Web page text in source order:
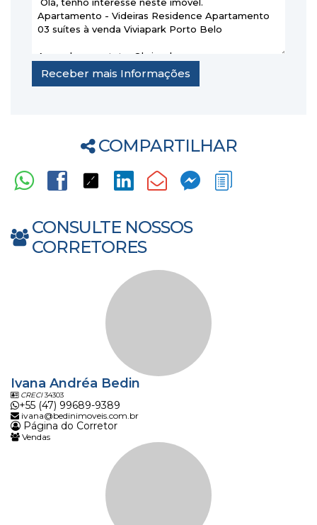
COMPARTILHAR
CONSULTE NOSSOS
CORRETORES
Ivana Andréa Bedin
CRECI34303
+55 (47) 99689-9389
ivana@bedinimoveis.com.br
Página do Corretor
Vendas